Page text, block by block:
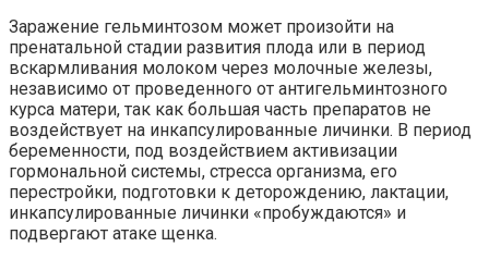
Заражение гельминтозом может произойти на
пренатальной стадии развития плода или в период
вскармливания молоком через молочные железы,
независимо от проведенного от антигельминтозного
курса матери, так как большая часть препаратов не
воздействует на инкапсулированные личинки. В период
беременности, под воздействием активизации
гормональной системы, стресса организма, его
перестройки, подготовки к деторождению, лактации,
инкапсулированные личинки «пробуждаются» и
подвергают атаке щенка.